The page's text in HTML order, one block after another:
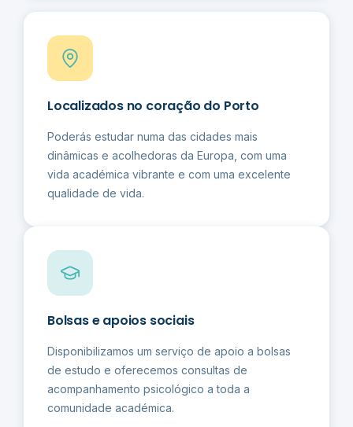
Localizados no coração do Porto
Poderás estudar numa das cidades mais
dinâmicas e acolhedoras da Europa, com uma
vida académica vibrante e com uma excelente
qualidade de vida.
Bolsas e apoios sociais
Disponibilizamos um serviço de apoio a bolsas
de estudo e oferecemos consultas de
acompanhamento psicológico a toda a
comunidade académica.